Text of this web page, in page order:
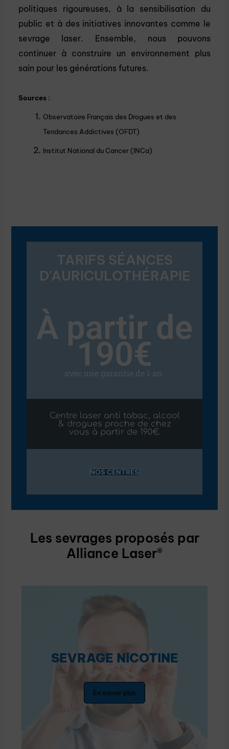
politiques rigoureuses, à la sensibilisation du
public et à des initiatives innovantes comme le
sevrage laser. Ensemble, nous pouvons
continuer à construire un environnement plus
sain pour les générations futures.
Sources :
Observatoire Français des Drogues et des
Tendances Addictives (OFDT)
Institut National du Cancer (INCa)
TARIFS SÉANCES
D'AURICULOTHÉRAPIE
À partir de
190€
avec une garantie de 1 an.
Centre laser anti tabac, alcool
& drogues proche de chez
vous à partir de 190€.
NOS CENTRES
Les sevrages proposés par
Alliance Laser®
SEVRAGE NICOTINE
En savoir plus